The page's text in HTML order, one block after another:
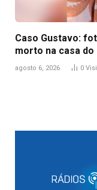
Caso Gustavo:
morto na casa
agosto 6, 2026 0